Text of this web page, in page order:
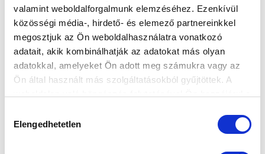
valamint weboldalforgalmunk elemzéséhez. Ezenkívül
közösségi média-, hirdető- és elemező partnereinkkel
megosztjuk az Ön weboldalhasználatra vonatkozó
adatait, akik kombinálhatják az adatokat más olyan
adatokkal, amelyeket Ön adott meg számukra vagy az
Ön által használt más szolgáltatásokból gyűjtöttek. A
kiválasztása
Elengedhetetlen
ÉLŐKÉPES KÖZVETÍTÉS A CELJE ELLENI
FELKÉSZÜLÉSI MECCSRŐL
2026-07-08 16:57:48
Első felkészülési meccsünket az edzőtáborban a
szlovén bajnok NK Celje ellen vívjuk. Ellenfelünk BL-
selejtezőre készül,...